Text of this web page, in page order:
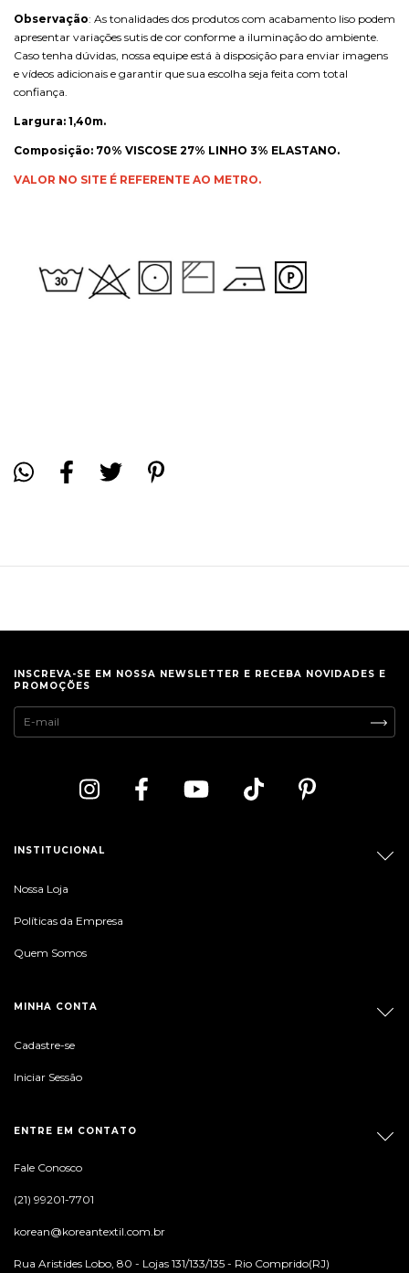
Observação: As tonalidades dos produtos com acabamento liso podem
apresentar variações sutis de cor conforme a iluminação do ambiente.
Caso tenha dúvidas, nossa equipe está à disposição para enviar imagens
e vídeos adicionais e garantir que sua escolha seja feita com total
confiança.
Largura: 1,40m.
Composição: 70% VISCOSE 27% LINHO 3% ELASTANO.
VALOR NO SITE É REFERENTE AO METRO.
INSCREVA-SE EM NOSSA NEWSLETTER E RECEBA NOVIDADES E
PROMOÇÕES
INSTITUCIONAL
Nossa Loja
Políticas da Empresa
Quem Somos
MINHA CONTA
Cadastre-se
Iniciar Sessão
ENTRE EM CONTATO
Fale Conosco
(21) 99201-7701
korean@koreantextil.com.br
Rua Aristides Lobo, 80 - Lojas 131/133/135 - Rio Comprido(RJ)